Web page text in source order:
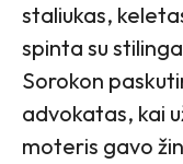
staliukas,
spinta su
Sorokon
advokatas, kai
moteris gavo